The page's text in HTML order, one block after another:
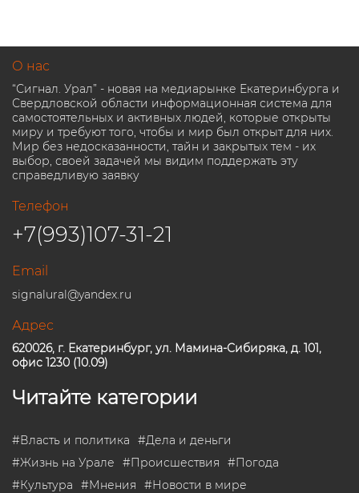
О нас
“Сигнал. Урал” - новая на медиарынке Екатеринбурга и
Свердловской области информационная система для
самостоятельных и активных людей, которые открыты
миру и требуют того, чтобы и мир был открыт для них.
Мир без недосказанности, тайн и закрытых тем - их
выбор, своей задачей мы видим поддержать эту
справедливую заявку
Телефон
+7(993)107-31-21
Email
signalural@yandex.ru
Адрес
620026, г. Екатеринбург, ул. Мамина-Сибиряка, д. 101,
офис 1230 (10.09)
Читайте категории
#Власть и политика #Дела и деньги
#Жизнь на Урале #Происшествия #Погода
#Культура #Мнения #Новости в мире